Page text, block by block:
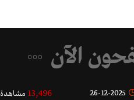
الآن
26-12-2025
13,496 مشاهدة